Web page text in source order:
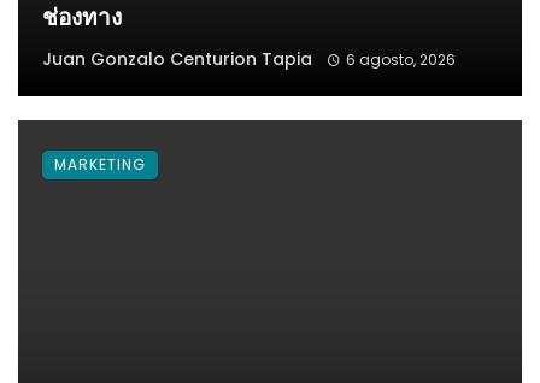
ช่องทาง
Juan Gonzalo Centurion Tapia 6 agosto, 2026
MARKETING